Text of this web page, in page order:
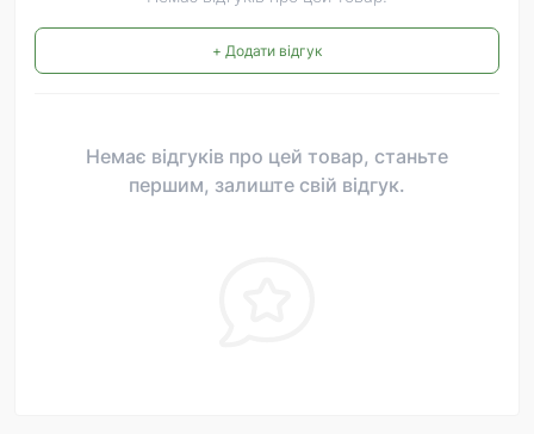
+ Додати відгук
Немає відгуків про цей товар, станьте
першим, залиште свій відгук.